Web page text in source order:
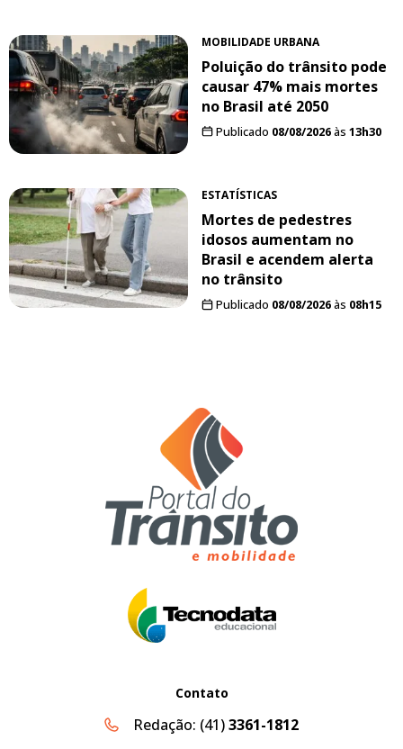
MOBILIDADE URBANA
Poluição do trânsito pode
causar 47% mais mortes
no Brasil até 2050
Publicado 08/08/2026às 13h30
ESTATÍSTICAS
Mortes de pedestres
idosos aumentam no
Brasil e acendem alerta
no trânsito
Publicado 08/08/2026às 08h15
Contato
Redação: (41)3361-1812